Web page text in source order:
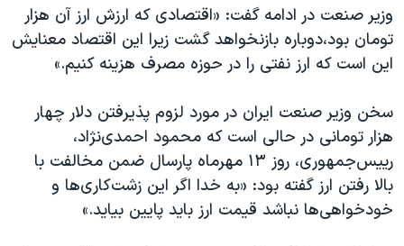
نرگس محمدی برنده جایزه نوبل صلح
همایش محافظه‌کاران آمریکا «سی‌پک»
سفر پرزیدنت ترامپ به چین
وزیر صنعت در ادامه گفت: «اقتصادی که ارزش ارز آن هزار
تومان بود،دوباره بازنخواهد گشت زیرا این اقتصاد معنایش
این است که ارز نفتی را در حوزه مصرف هزینه کنیم.»
سخن وزیر صنعت ایران در مورد لزوم پذیرفتن دلار چهار
هزار تومانی در حالی است که محمود احمدی‌نژاد،
رییس‌جمهوری، روز ۱۳ مهرماه پارسال ضمن مخالفت با
بالا رفتن ارز گفته بود: «به خدا اگر این زشت‌کاری‌ها و
خودخواهی‌ها نباشد قیمت ارز باید پایین بیاید.»